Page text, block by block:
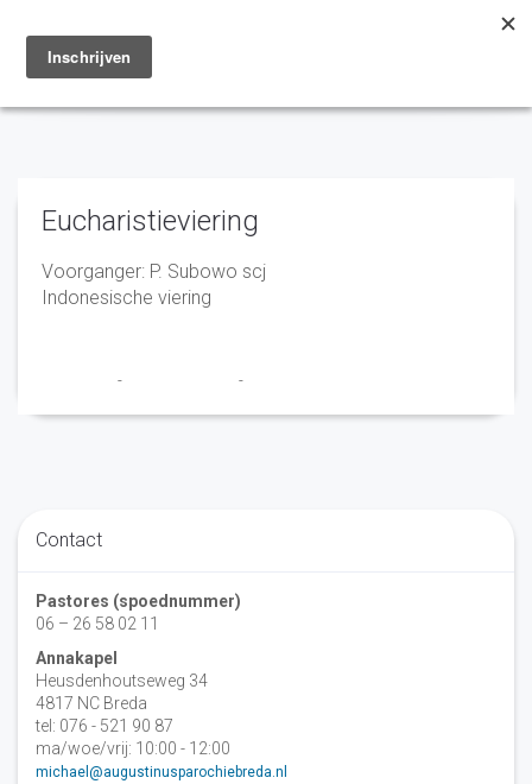
Toggle
navigation
Eucharistieviering
Voorganger: P. Subowo scj
Indonesische viering
- -
Contact
Pastores (spoednummer)
06 – 26 58 02 11
Annakapel
Heusdenhoutseweg 34
4817 NC Breda
tel: 076 - 521 90 87
ma/woe/vrij: 10:00 - 12:00
michael@augustinusparochiebreda.nl